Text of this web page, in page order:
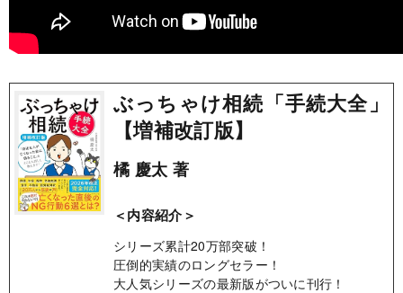
ぶっちゃけ相続「手続大全」
【増補改訂版】
橘 慶太 著
＜内容紹介＞
シリーズ累計20万部突破！
圧倒的実績のロングセラー！
大人気シリーズの最新版がついに刊行！